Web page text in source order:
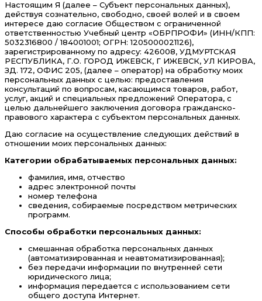
Настоящим Я (далее – Субъект персональных данных),
действуя сознательно, свободно, своей волей и в своем
интересе даю согласие Обществом с ограниченной
ответственностью Учебный центр «ОБРПРОФИ» (ИНН/КПП:
5032316800 / 184001001; ОГРН: 1205000021126),
зарегистрированному по адресу: 426008, УДМУРТСКАЯ
РЕСПУБЛИКА, Г.О. ГОРОД ИЖЕВСК, Г ИЖЕВСК, УЛ КИРОВА,
ЗД. 172, ОФИС 205, (далее – оператор) на обработку моих
персональных данных с целью: предоставления
консультаций по вопросам, касающимся товаров, работ,
услуг, акций и специальных предложений Оператора, с
целью дальнейшего заключения договора гражданско-
правового характера с субъектом персональных данных.
Даю согласие на осуществление следующих действий в
отношении моих персональных данных:
Категории обрабатываемых персональных данных:
фамилия, имя, отчество
адрес электронной почты
номер телефона
сведения, собираемые посредством метрических
программ.
Способы обработки персональных данных:
смешанная обработка персональных данных
(автоматизированная и неавтоматизированная);
без передачи информации по внутренней сети
юридического лица;
информация передается с использованием сети
общего доступа Интернет.